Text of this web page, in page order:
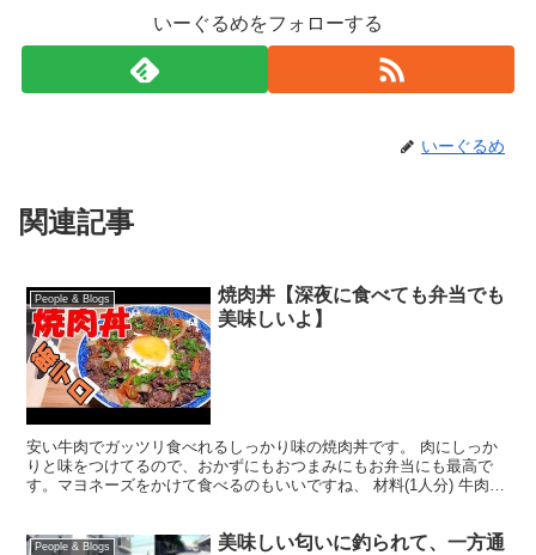
いーぐるめをフォローする
いーぐるめ
関連記事
People & Blogs
焼肉丼【深夜に食べても弁当でも
美味しいよ】
安い牛肉でガッツリ食べれるしっかり味の焼肉丼です。 肉にしっか
りと味をつけてるので、おかずにもおつまみにもお弁当にも最高で
す。マヨネーズをかけて食べるのもいいですね、 材料(1人分) 牛肉肩
People & Blogs
美味しい匂いに釣られて、一方通